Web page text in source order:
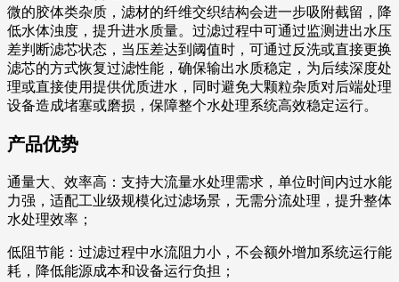
微的胶体类杂质，滤材的纤维交织结构会进一步吸附截留，降
低水体浊度，提升进水质量。过滤过程中可通过监测进出水压
差判断滤芯状态，当压差达到阈值时，可通过反洗或直接更换
滤芯的方式恢复过滤性能，确保输出水质稳定，为后续深度处
理或直接使用提供优质进水，同时避免大颗粒杂质对后端处理
设备造成堵塞或磨损，保障整个水处理系统高效稳定运行。
产品优势
通量大、效率高：支持大流量水处理需求，单位时间内过水能
力强，适配工业级规模化过滤场景，无需分流处理，提升整体
水处理效率；
低阻节能：过滤过程中水流阻力小，不会额外增加系统运行能
耗，降低能源成本和设备运行负担；